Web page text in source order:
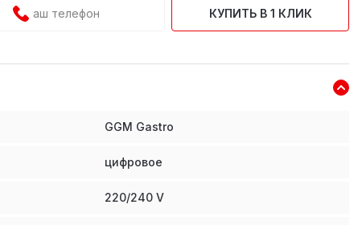
КУПИТЬ В 1 КЛИК
GGM Gastro
цифровое
220/240 V